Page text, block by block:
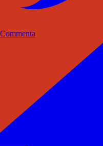
Commenta